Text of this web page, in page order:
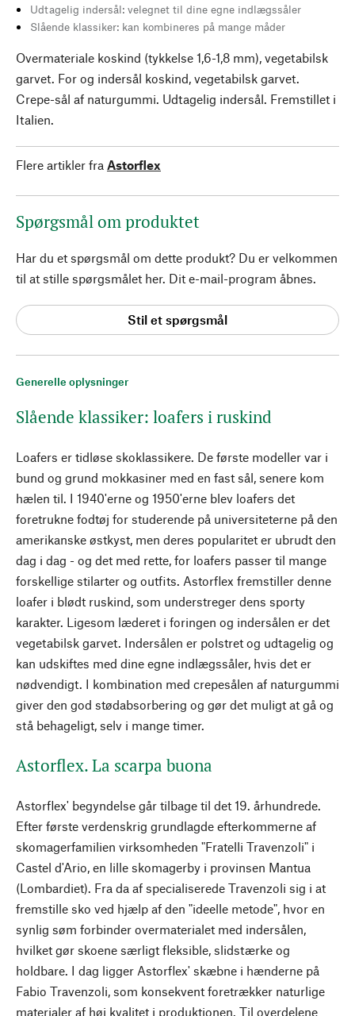
Generelle oplysninger
Slående klassiker: loafers i ruskind
Loafers er tidløse skoklassikere. De første modeller var i
bund og grund mokkasiner med en fast sål, senere kom
hælen til. I 1940'erne og 1950'erne blev loafers det
foretrukne fodtøj for studerende på universiteterne på den
amerikanske østkyst, men deres popularitet er ubrudt den
dag i dag - og det med rette, for loafers passer til mange
forskellige stilarter og outfits. Astorflex fremstiller denne
loafer i blødt ruskind, som understreger dens sporty
karakter. Ligesom læderet i foringen og indersålen er det
vegetabilsk garvet. Indersålen er polstret og udtagelig og
kan udskiftes med dine egne indlægssåler, hvis det er
nødvendigt. I kombination med crepesålen af naturgummi
giver den god stødabsorbering og gør det muligt at gå og
stå behageligt, selv i mange timer.
Astorflex. La scarpa buona
Astorflex' begyndelse går tilbage til det 19. århundrede.
Efter første verdenskrig grundlagde efterkommerne af
skomagerfamilien virksomheden "Fratelli Travenzoli" i
Castel d'Ario, en lille skomagerby i provinsen Mantua
(Lombardiet). Fra da af specialiserede Travenzoli sig i at
fremstille sko ved hjælp af den "ideelle metode", hvor en
synlig søm forbinder overmaterialet med indersålen,
hvilket gør skoene særligt fleksible, slidstærke og
holdbare. I dag ligger Astorflex' skæbne i hænderne på
Fabio Travenzoli, som konsekvent foretrækker naturlige
materialer af høj kvalitet i produktionen. Til overdelene
Udtagelig indersål: velegnet til dine egne indlægssåler
Slående klassiker: kan kombineres på mange måder
Overmateriale koskind (tykkelse 1,6-1,8 mm), vegetabilsk
garvet. For og indersål koskind, vegetabilsk garvet.
Crepe-sål af naturgummi. Udtagelig indersål. Fremstillet i
Italien.
Flere artikler fra Astorflex
Spørgsmål om produktet
Har du et spørgsmål om dette produkt? Du er velkommen
til at stille spørgsmålet her. Dit e-mail-program åbnes.
Stil et spørgsmål